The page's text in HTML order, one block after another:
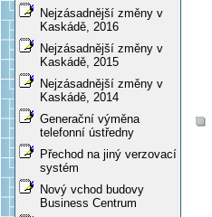
Nejzásadnější změny v
Kaskádě, 2016
Nejzásadnější změny v
Kaskádě, 2015
Nejzásadnější změny v
Kaskádě, 2014
Generační výměna
telefonní ústředny
Přechod na jiný verzovací
systém
Nový vchod budovy
Business Centrum